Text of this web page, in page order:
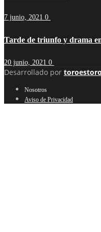
7 junio, 2021 0
Tarde de triunfo y drama
20 junio, 2021 0
Desarrollado por toroestoro
Nosotros
Aviso de Privacidad